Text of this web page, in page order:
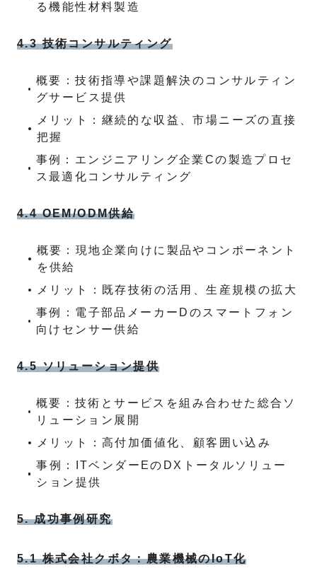
る機能性材料製造
4.3 技術コンサルティング
概要：技術指導や課題解決のコンサルティン
グサービス提供
メリット：継続的な収益、市場ニーズの直接
把握
事例：エンジニアリング企業Cの製造プロセ
ス最適化コンサルティング
4.4 OEM/ODM供給
概要：現地企業向けに製品やコンポーネント
を供給
メリット：既存技術の活用、生産規模の拡大
事例：電子部品メーカーDのスマートフォン
向けセンサー供給
4.5 ソリューション提供
概要：技術とサービスを組み合わせた総合ソ
リューション展開
メリット：高付加価値化、顧客囲い込み
事例：ITベンダーEのDXトータルソリュー
ション提供
5. 成功事例研究
5.1 株式会社クボタ：農業機械のIoT化